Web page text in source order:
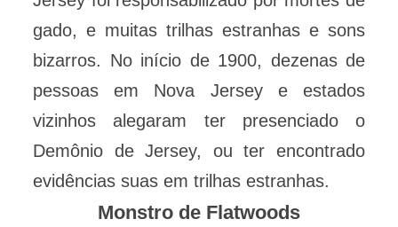
gado, e muitas trilhas estranhas e sons
bizarros. No início de 1900, dezenas de
pessoas em Nova Jersey e estados
vizinhos alegaram ter presenciado o
Demônio de Jersey, ou ter encontrado
evidências suas em trilhas estranhas.
Monstro de Flatwoods